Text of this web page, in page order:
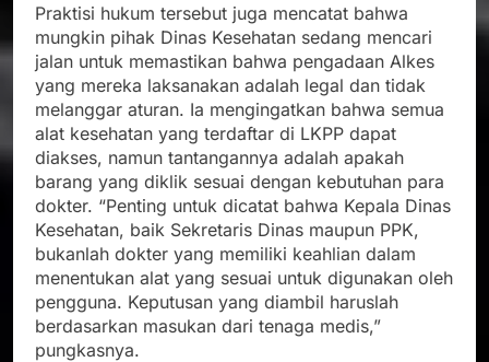
Praktisi hukum tersebut juga mencatat bahwa
mungkin pihak Dinas Kesehatan sedang mencari
jalan untuk memastikan bahwa pengadaan Alkes
yang mereka laksanakan adalah legal dan tidak
melanggar aturan. Ia mengingatkan bahwa semua
alat kesehatan yang terdaftar di LKPP dapat
diakses, namun tantangannya adalah apakah
barang yang diklik sesuai dengan kebutuhan para
dokter. “Penting untuk dicatat bahwa Kepala Dinas
Kesehatan, baik Sekretaris Dinas maupun PPK,
bukanlah dokter yang memiliki keahlian dalam
menentukan alat yang sesuai untuk digunakan oleh
pengguna. Keputusan yang diambil haruslah
berdasarkan masukan dari tenaga medis,”
pungkasnya.